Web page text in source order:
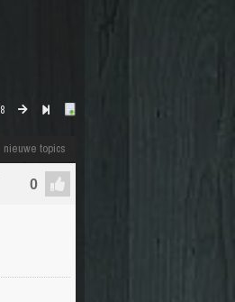
8
nieuwe topics